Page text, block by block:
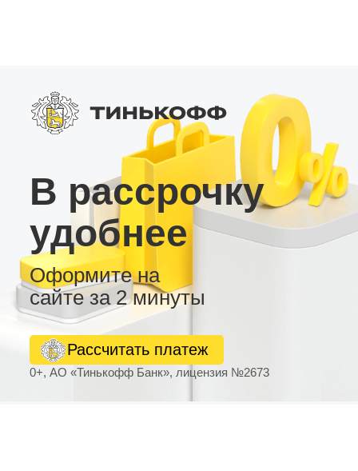
возможности: SPDIF цифровой вывод, слот
для 4G сим-карты, AHD камера заднего вида и
USB видеорегистратор. Выбирайте
современную андроид магнитолу для авто –
надежность, качество и удобство в одном
В рассрочку
удобнее
Оформите на
сайте за 2 минуты
0+, АО «Тинькофф Банк», лицензия №2673
Рассчитать платеж